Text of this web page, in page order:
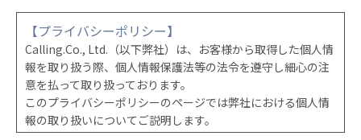
【プライバシーポリシー】
Calling.Co., Ltd.（以下弊社）は、お客様から取得した個人情
報を取り扱う際、個人情報保護法等の法令を遵守し細心の注
意を払って取り扱っております。
このプライバシーポリシーのページでは弊社における個人情
報の取り扱いについてご説明します。